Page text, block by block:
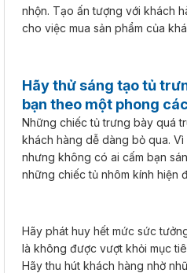
nhộn. Tạo ấn tượng với khách
cho việc mua sản phẩm của
Hãy thử sáng tạo tủ
bạn theo một phong
Những chiếc tủ trưng bày quá
khách hàng dễ dàng bỏ qua.
nhưng không có ai cấm bạn
những chiếc tủ nhôm kính hiện
Hãy phát huy hết mức sức
là không được vượt khỏi mục
Hãy thu hút khách hàng nhờ